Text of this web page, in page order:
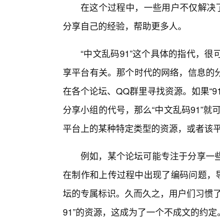
在这个过程中，一些用户不仅解决
分享自己的经验，帮助更多人。
“中文乱码91”这个具体的指代，
享平台有关。那个时代的网络，信息
在各个论坛、QQ群里寻找资源。如果
分享小组的代号，那么“中文乱码91”就
平台上的某种特定类型的资源，或者该
例如，某个论坛可能专注于分享一
在制作和上传过程中出现了编码问题，
坛的专属标识。久而久之，用户们习惯
91”的资源，这成为了一个不成文的约定